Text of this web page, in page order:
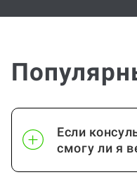
Если
смогу ли я